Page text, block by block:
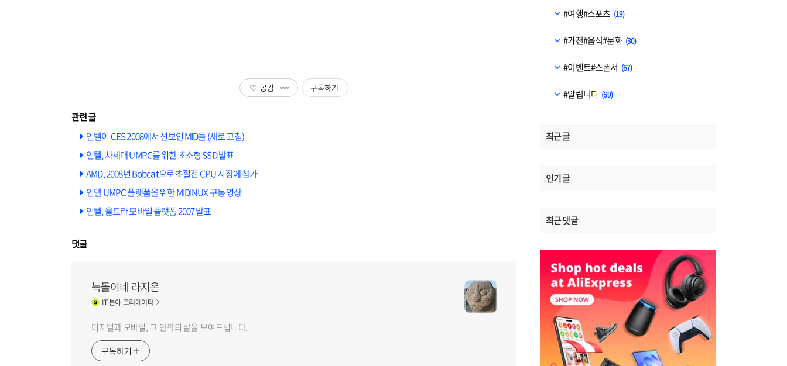
#여행#스포츠 (19)
#가전#음식#문화 (30)
#이벤트#스폰서 (67)
#알립니다 (69)
최근 글
인기 글
최근 댓글
공감 구독하기
인텔이 CES 2008에서 선보인 MID들 (새로 고침)
인텔, 차세대 UMPC를 위한 초소형 SSD 발표
AMD, 2008년 Bobcat으로 초절전 CPU 시장에 참가
인텔 UMPC 플랫폼을 위한 MIDINUX 구동 영상
인텔, 울트라 모바일 플랫폼 2007 발표
댓글
늑돌이네 라지온
IT분야 크리에이터
디지털과 모바일, 그 안팎의 삶을 보여드립니다.
구독하기